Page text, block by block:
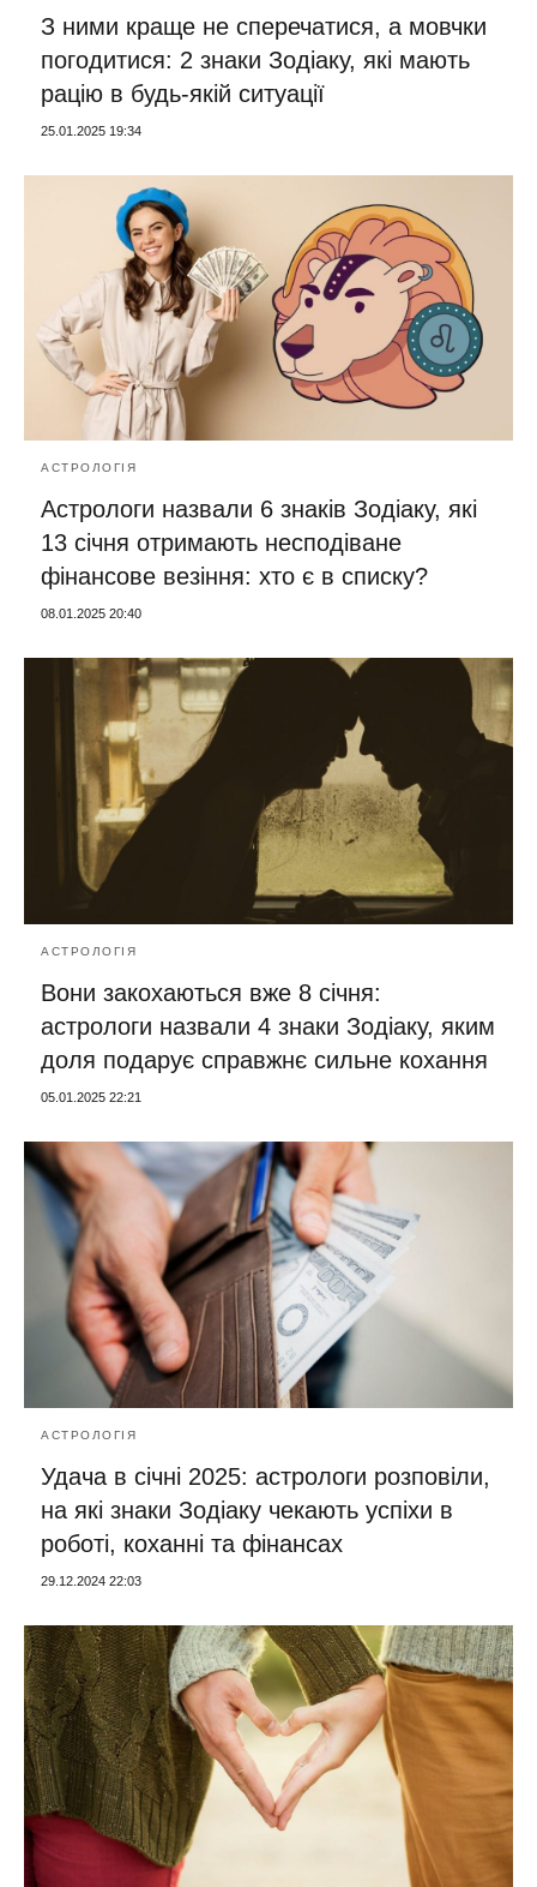
З ними краще не сперечатися, а мовчки
погодитися: 2 знаки Зодіаку, які мають
рацію в будь-якій ситуації
25.01.2025 19:34
АСТРОЛОГІЯ
Астрологи назвали 6 знаків Зодіаку, які
13 січня отримають несподіване
фінансове везіння: хто є в списку?
08.01.2025 20:40
АСТРОЛОГІЯ
Вони закохаються вже 8 січня:
астрологи назвали 4 знаки Зодіаку, яким
доля подарує справжнє сильне кохання
05.01.2025 22:21
АСТРОЛОГІЯ
Удача в січні 2025: астрологи розповіли,
на які знаки Зодіаку чекають успіхи в
роботі, коханні та фінансах
29.12.2024 22:03